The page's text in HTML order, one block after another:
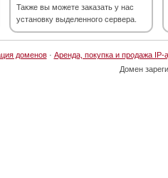
Также вы можете заказать у нас
установку выделенного сервера.
доменов· Аренда, покупка и продажа IP-
Домен